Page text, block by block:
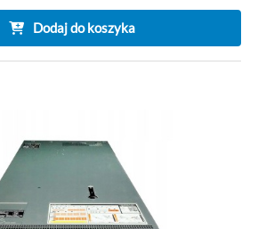
Dodaj do koszyka